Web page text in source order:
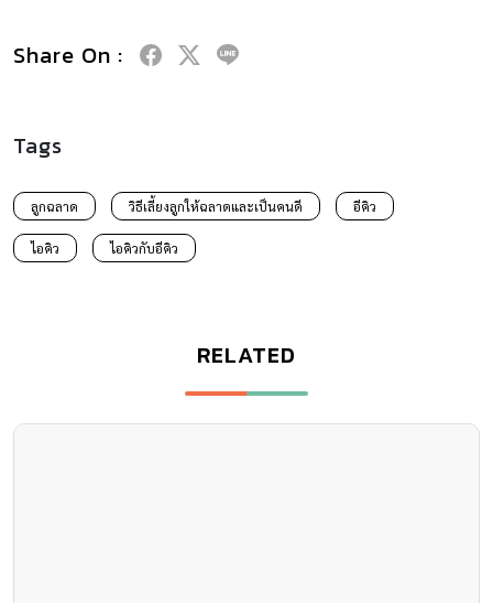
Share On :
Tags
ลูกฉลาด วิธีเลี้ยงลูกให้ฉลาดและเป็นคนดี อีคิว
ไอคิว ไอคิวกับอีคิว
RELATED